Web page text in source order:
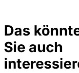
Das
Sie auch